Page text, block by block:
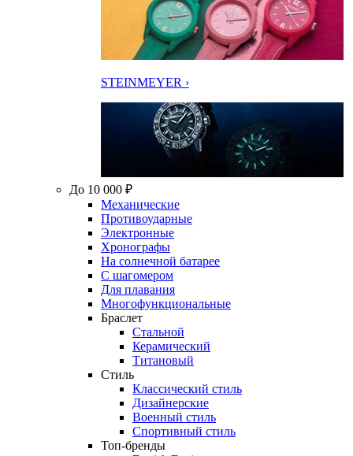
STEINMEYER ›
До 10 000 ₽
Механические
Противоударные
Электронные
Хронографы
На солнечной батарее
С шагомером
Для плавания
Многофункциональные
Браслет
Стальной
Керамический
Титановый
Стиль
Классический стиль
Дизайнерские
Военный стиль
Спортивный стиль
Топ-бренды